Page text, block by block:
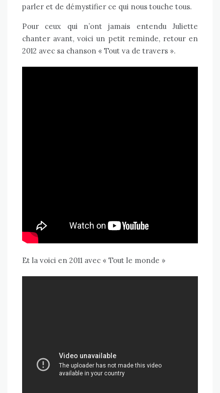
parler et de démystifier ce qui nous touche tous.
Pour ceux qui n’ont jamais entendu Juliette
chanter avant, voici un petit reminde, retour en
2012 avec sa chanson « Tout va de travers ».
Et la voici en 2011 avec « Tout le monde »